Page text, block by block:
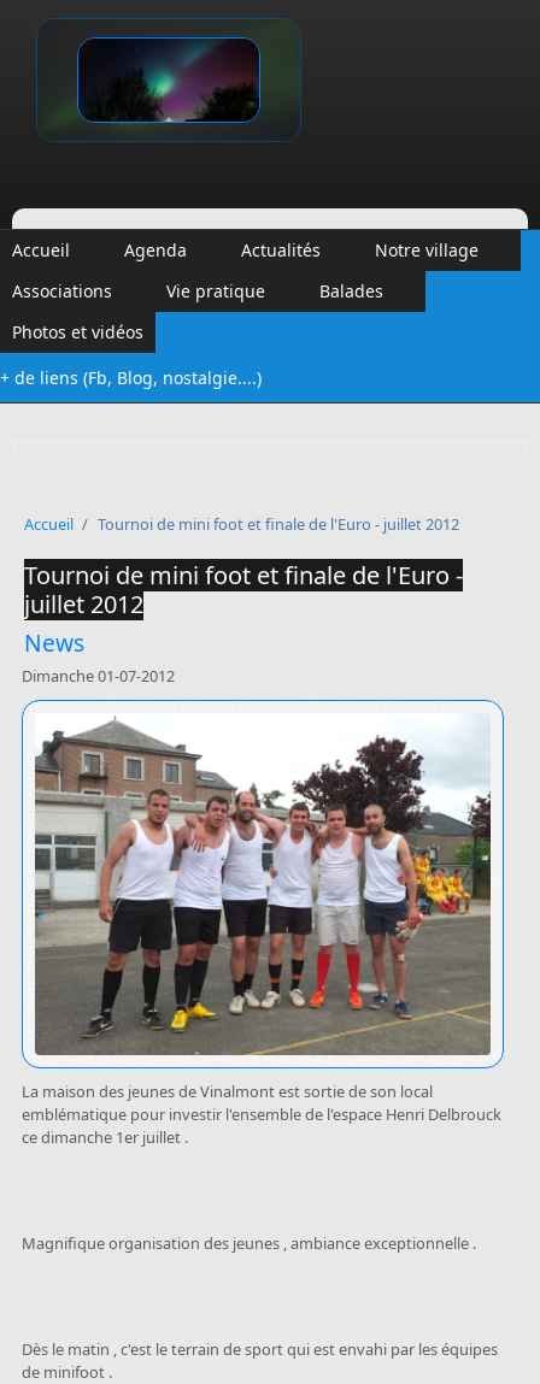
Vinalmont
Accueil Agenda Actualités
Notre village
Associations
Vie pratique
Balades
Photos et vidéos
+ de liens (Fb, Blog, nostalgie....)
Accueil / Tournoi de mini foot et finale de l'Euro - juillet 2012
Tournoi de mini foot et finale de l'Euro -
juillet 2012
News
Dimanche 01-07-2012
La maison des jeunes de Vinalmont est sortie de son local
emblématique pour investir l'ensemble de l'espace Henri Delbrouck
ce dimanche 1er juillet .
Magnifique organisation des jeunes , ambiance exceptionnelle .
Dès le matin , c'est le terrain de sport qui est envahi par les équipes
de minifoot .